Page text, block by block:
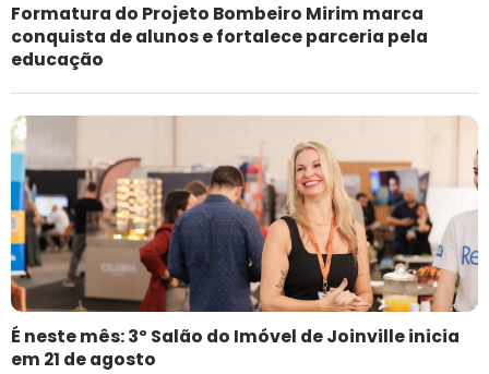
Formatura do Projeto Bombeiro Mirim marca
conquista de alunos e fortalece parceria pela
educação
É neste mês: 3º Salão do Imóvel de Joinville inicia
em 21 de agosto